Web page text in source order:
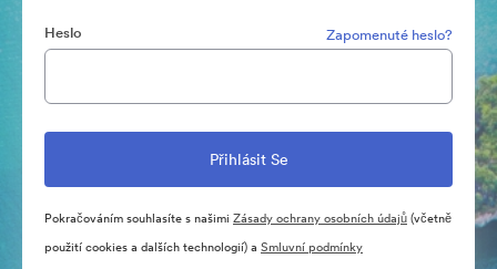
Heslo Zapomenuté heslo?
Pokračováním souhlasíte s našimi Zásady ochrany osobních údajů(včetně
použití cookies a dalších technologií) a Smluvní podmínky